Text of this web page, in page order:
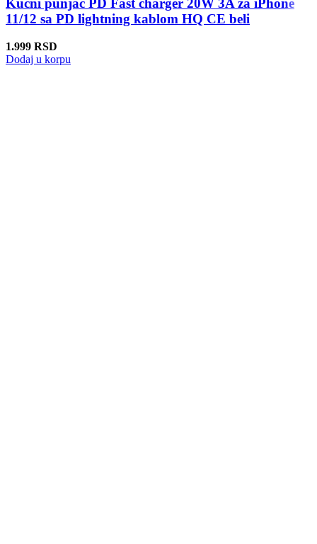
Kucni punjac PD Fast charger 20W 3A za iPhone
11/12 sa PD lightning kablom HQ CE beli
1.999 RSD
Dodaj u korpu